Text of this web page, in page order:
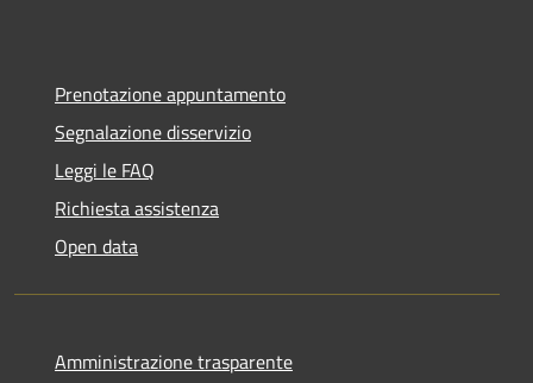
Prenotazione appuntamento
Segnalazione disservizio
Leggi le FAQ
Richiesta assistenza
Open data
Amministrazione trasparente